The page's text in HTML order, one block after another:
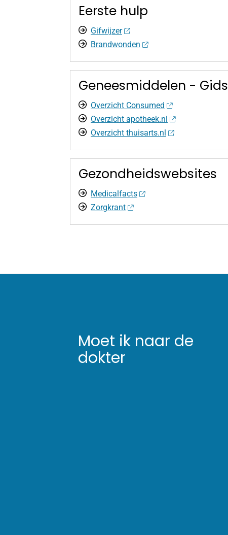
Eerste hulp
Gifwijzer
Brandwonden
Geneesmiddelen - Gids
Overzicht Consumed
Overzicht apotheek.nl
Overzicht thuisarts.nl
Gezondheidswebsites
Medicalfacts
Zorgkrant
Moet ik naar de
dokter